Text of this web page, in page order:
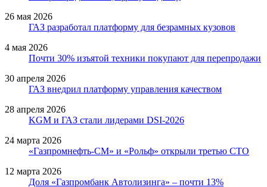
26 мая 2026
ГАЗ разработал платформу для безрамных кузовов
4 мая 2026
Почти 30% изъятой техники покупают для перепродажи
30 апреля 2026
ГАЗ внедрил платформу управления качеством
28 апреля 2026
KGM и ГАЗ стали лидерами DSI-2026
24 марта 2026
«Газпромнефть-СМ» и «Рольф» открыли третью СТО
12 марта 2026
Доля «Газпромбанк Автолизинга» – почти 13%